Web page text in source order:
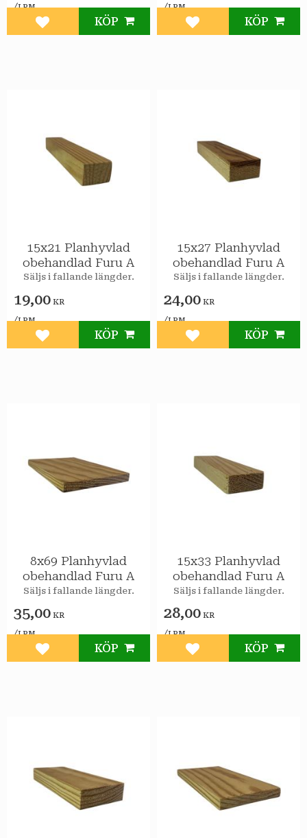
/LPM
Lägg till i favoriter
KÖP
/LPM
Lägg till i favoriter
KÖP
15x21 Planhyvlad
obehandlad Furu A
Säljs i fallande längder.
19,00 KR
/LPM
Lägg till i favoriter
KÖP
15x27 Planhyvlad
obehandlad Furu A
Säljs i fallande längder.
24,00 KR
/LPM
Lägg till i favoriter
KÖP
8x69 Planhyvlad
obehandlad Furu A
Säljs i fallande längder.
35,00 KR
/LPM
Lägg till i favoriter
KÖP
15x33 Planhyvlad
obehandlad Furu A
Säljs i fallande längder.
28,00 KR
/LPM
Lägg till i favoriter
KÖP